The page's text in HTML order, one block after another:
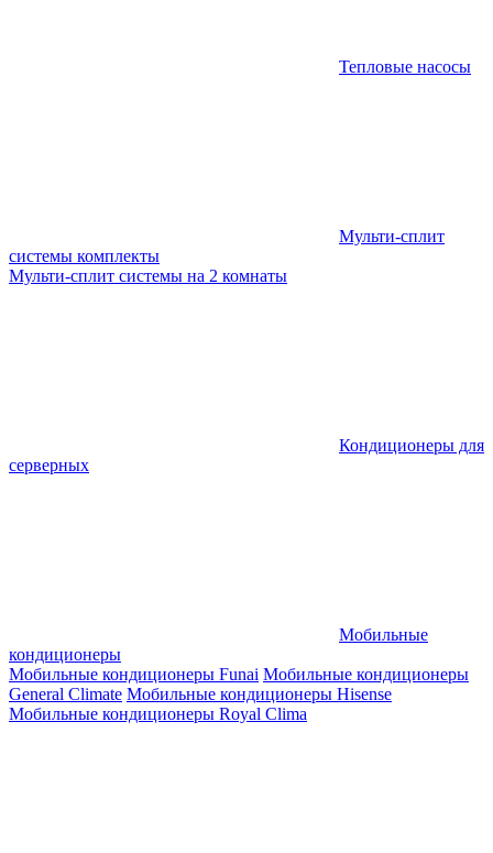
Тепловые насосы
Мульти-сплит
системы комплекты
Мульти-сплит системы на 2 комнаты
Кондиционеры для
серверных
Мобильные
кондиционеры
Мобильные кондиционеры Funai Мобильные кондиционеры
General Climate Мобильные кондиционеры Hisense
Мобильные кондиционеры Royal Clima